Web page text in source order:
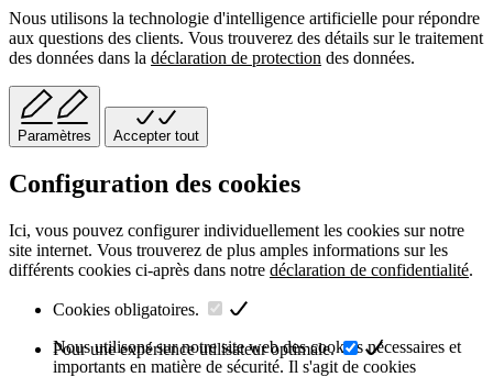
Nous utilisons la technologie d'intelligence artificielle pour répondre
aux questions des clients. Vous trouverez des détails sur le traitement
des données dans la déclaration de protection des données.
Paramètres Accepter tout
Configuration des cookies
Ici, vous pouvez configurer individuellement les cookies sur notre
site internet. Vous trouverez de plus amples informations sur les
différents cookies ci-après dans notre déclaration de confidentialité.
Cookies obligatoires.
Nous utilisons sur notre site web des cookies nécessaires et
importants en matière de sécurité. Il s'agit de cookies
Pour une expérience utilisateur optimale.